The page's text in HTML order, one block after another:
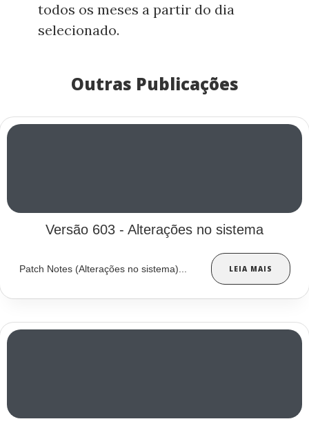
todos os meses a partir do dia
selecionado.
Outras Publicações
Versão 603 - Alterações no sistema
Patch Notes (Alterações no sistema)... LEIA MAIS